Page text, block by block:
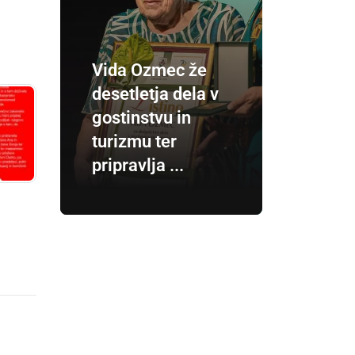
Vida Ozmec že
desetletja dela v
gostinstvu in
turizmu ter
pripravlja ...